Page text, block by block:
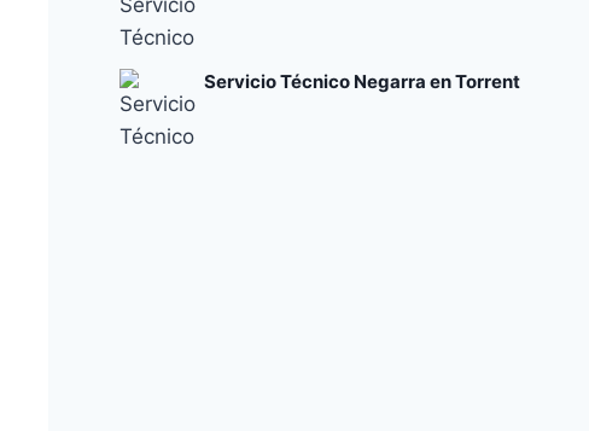
Servicio Técnico Negarra en Torrent